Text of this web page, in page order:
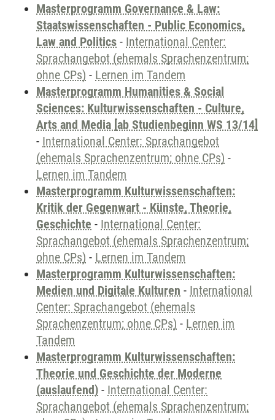
Masterprogramm Governance & Law:
Staatswissenschaften - Public Economics,
Law and Politics - International Center:
Sprachangebot (ehemals Sprachenzentrum;
ohne CPs) - Lernen im Tandem
Masterprogramm Humanities & Social
Sciences: Kulturwissenschaften - Culture,
Arts and Media [ab Studienbeginn WS 13/14]
- International Center: Sprachangebot
(ehemals Sprachenzentrum; ohne CPs) -
Lernen im Tandem
Masterprogramm Kulturwissenschaften:
Kritik der Gegenwart - Künste, Theorie,
Geschichte - International Center:
Sprachangebot (ehemals Sprachenzentrum;
ohne CPs) - Lernen im Tandem
Masterprogramm Kulturwissenschaften:
Medien und Digitale Kulturen - International
Center: Sprachangebot (ehemals
Sprachenzentrum; ohne CPs) - Lernen im
Tandem
Masterprogramm Kulturwissenschaften:
Theorie und Geschichte der Moderne
(auslaufend) - International Center:
Sprachangebot (ehemals Sprachenzentrum;